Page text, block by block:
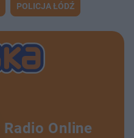
POLICJA ŁÓDŹ
Radio Online